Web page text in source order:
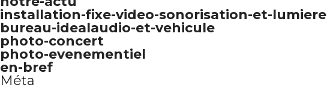
installation-fixe-video-sonorisation-et-lumiere
bureau-idealaudio-et-vehicule
photo-concert
photo-evenementiel
en-bref
Méta